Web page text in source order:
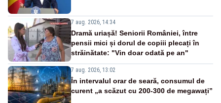
7 aug. 2026, 14:34
Dramă uriașă! Seniorii României, între
pensii mici și dorul de copiii plecați în
străinătate: "Vin doar odată pe an"
7 aug. 2026, 13:02
În intervalul orar de seară, consumul de
curent „a scăzut cu 200-300 de megawați”